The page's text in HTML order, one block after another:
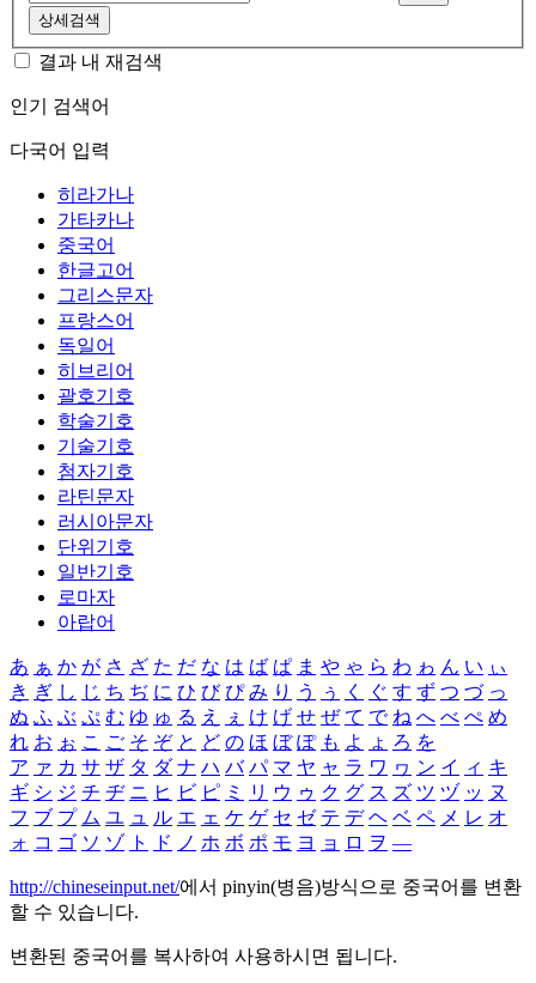
상세검색
결과 내 재검색
인기 검색어
다국어 입력
히라가나
가타카나
중국어
한글고어
그리스문자
프랑스어
독일어
히브리어
괄호기호
학술기호
기술기호
첨자기호
라틴문자
러시아문자
단위기호
일반기호
로마자
아랍어
あ ぁ か が さ ざ た だ な は ば ぱ ま や ゃ ら わ ゎ ん い ぃ
き ぎ し じ ち ぢ に ひ び ぴ み り う ぅ く ぐ す ず つ づ っ
ぬ ふ ぶ ぷ む ゆ ゅ る え ぇ け げ せ ぜ て で ね へ べ ぺ め
れ お ぉ こ ご そ ぞ と ど の ほ ぼ ぽ も よ ょ ろ を
ア ァ カ サ ザ タ ダ ナ ハ バ パ マ ヤ ャ ラ ワ ヮ ン イ ィ キ
ギ シ ジ チ ヂ ニ ヒ ビ ピ ミ リ ウ ゥ ク グ ス ズ ツ ヅ ッ ヌ
フ ブ プ ム ユ ュ ル エ ェ ケ ゲ セ ゼ テ デ ヘ ベ ペ メ レ オ
ォ コ ゴ ソ ゾ ト ド ノ ホ ボ ポ モ ヨ ョ ロ ヲ ―
http://chineseinput.net/에서 pinyin(병음)방식으로 중국어를 변환
할 수 있습니다.
변환된 중국어를 복사하여 사용하시면 됩니다.